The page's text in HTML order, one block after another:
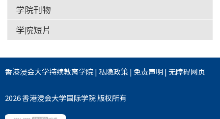
学院刊物
学院短片
香港浸会大学持续教育学院| 私隐政策|免责声明|无障碍网页
2026 香港浸会大学国际学院 版权所有